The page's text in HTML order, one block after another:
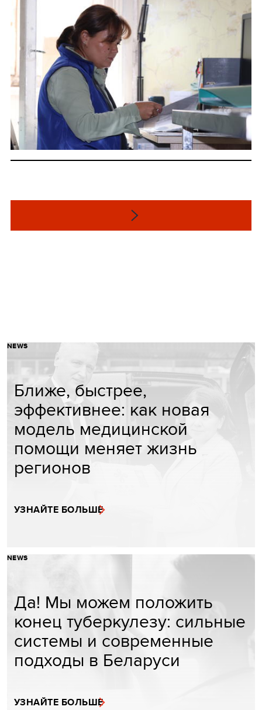
NEWS
Ближе, быстрее,
эффективнее: как новая
модель медицинской
помощи меняет жизнь
регионов
УЗНАЙТЕ БОЛЬШЕ
NEWS
Да! Мы можем положить
конец туберкулезу: сильные
системы и современные
подходы в Беларуси
УЗНАЙТЕ БОЛЬШЕ